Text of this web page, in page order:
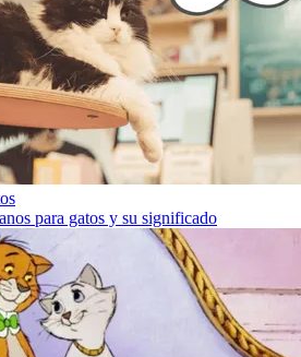
para gatos y su significado